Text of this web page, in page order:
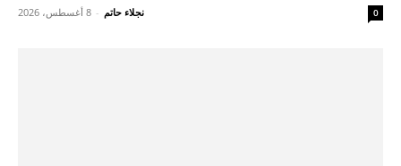
نجلاء حاتم - 8 أغسطس، 2026 0